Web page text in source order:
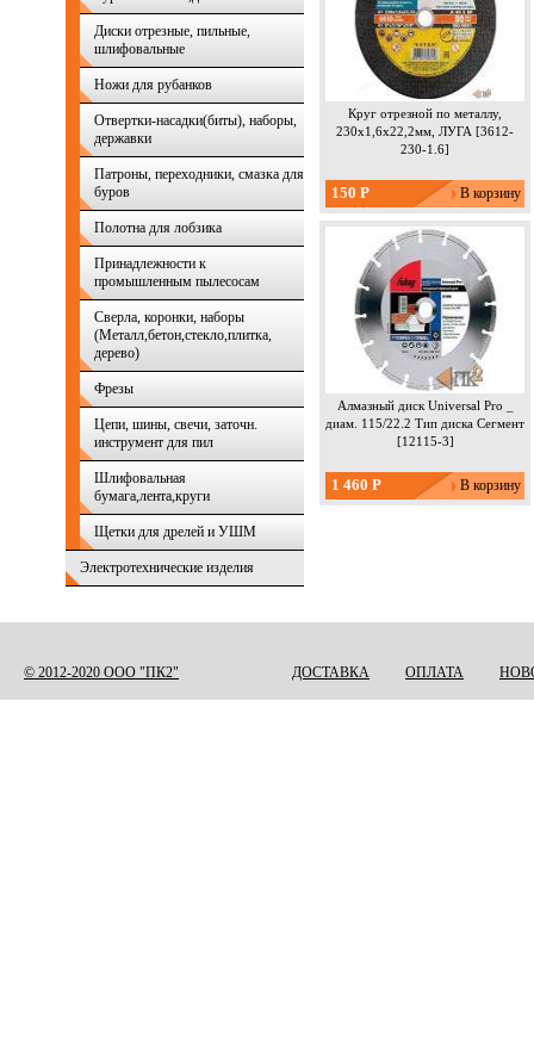
Диски отрезные, пильные,
шлифовальные
Ножи для рубанков
Отвертки-насадки(биты), наборы,
державки
Патроны, переходники, смазка для
буров
Полотна для лобзика
Принадлежности к
промышленным пылесосам
Сверла, коронки, наборы
(Металл,бетон,стекло,плитка,
дерево)
Фрезы
Цепи, шины, свечи, заточн.
инструмент для пил
Шлифовальная
бумага,лента,круги
Щетки для дрелей и УШМ
Электротехнические изделия
Круг отрезной по металлу,
230x1,6x22,2мм, ЛУГА [3612-
230-1.6]
150 Р
Извините,
Алмазный диск Universal Pro _
диам. 115/22.2 Тип диска Сегмент
[12115-3]
1 460 Р
Извините,
_ диам. 115/
© 2012-2020 ООО "ПК2" ДОСТАВКА ОПЛАТА